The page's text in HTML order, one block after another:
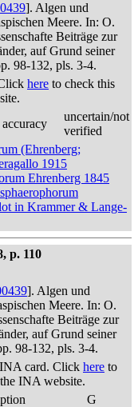
]. Algen und
Meere. In: O.
Beiträge zur
auf Grund seiner
98-132, pls. 3-4.
here to check this
uncertain/not
verified
(Ehrenberg;
1915
Ehrenberg 1845
in Krammer & Lange-
p. 110
]. Algen und
Meere. In: O.
Beiträge zur
auf Grund seiner
98-132, pls. 3-4.
card. Click here to
INA website.
G